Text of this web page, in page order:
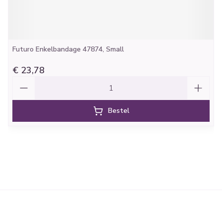
Futuro Enkelbandage 47874, Small
€ 23,78
Bestel